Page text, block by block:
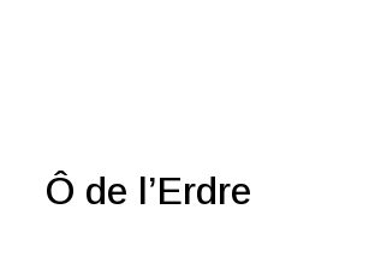
Ô de l’Erdre